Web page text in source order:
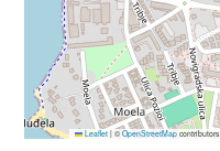
Leaflet |© OpenStreetMapcontributors